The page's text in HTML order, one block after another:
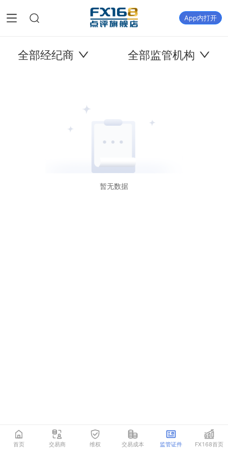
App内打开
全部经纪商 全部监管机构
暂无数据
首页 交易商 维权 交易成本 监管证件 FX168首页